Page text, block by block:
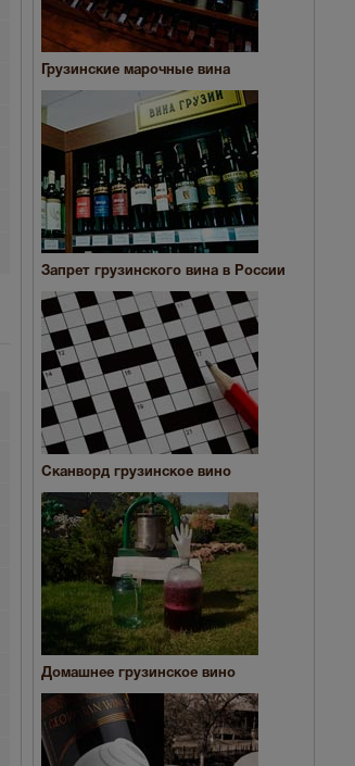
Грузинские марочные вина
Запрет грузинского вина в России
Сканворд грузинское вино
Домашнее грузинское вино